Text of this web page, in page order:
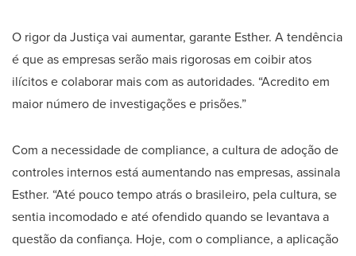
O rigor da Justiça vai aumentar, garante Esther. A tendência
é que as empresas serão mais rigorosas em coibir atos
ilícitos e colaborar mais com as autoridades. “Acredito em
maior número de investigações e prisões.”
Com a necessidade de compliance, a cultura de adoção de
controles internos está aumentando nas empresas, assinala
Esther. “Até pouco tempo atrás o brasileiro, pela cultura, se
sentia incomodado e até ofendido quando se levantava a
questão da confiança. Hoje, com o compliance, a aplicação